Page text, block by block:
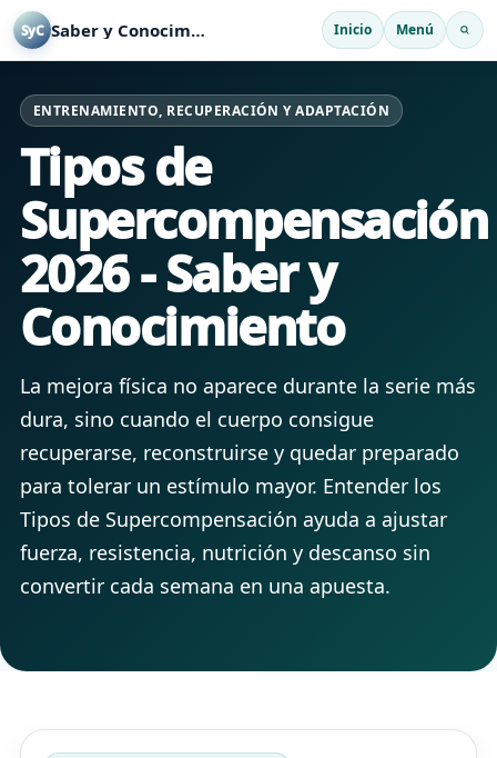
SyC Saber y Conocimiento Inicio Menú
ENTRENAMIENTO, RECUPERACIÓN Y ADAPTACIÓN
Tipos de
Supercompensación
2026 - Saber y
Conocimiento
La mejora física no aparece durante la serie más
dura, sino cuando el cuerpo consigue
recuperarse, reconstruirse y quedar preparado
para tolerar un estímulo mayor. Entender los
Tipos de Supercompensación ayuda a ajustar
fuerza, resistencia, nutrición y descanso sin
convertir cada semana en una apuesta.